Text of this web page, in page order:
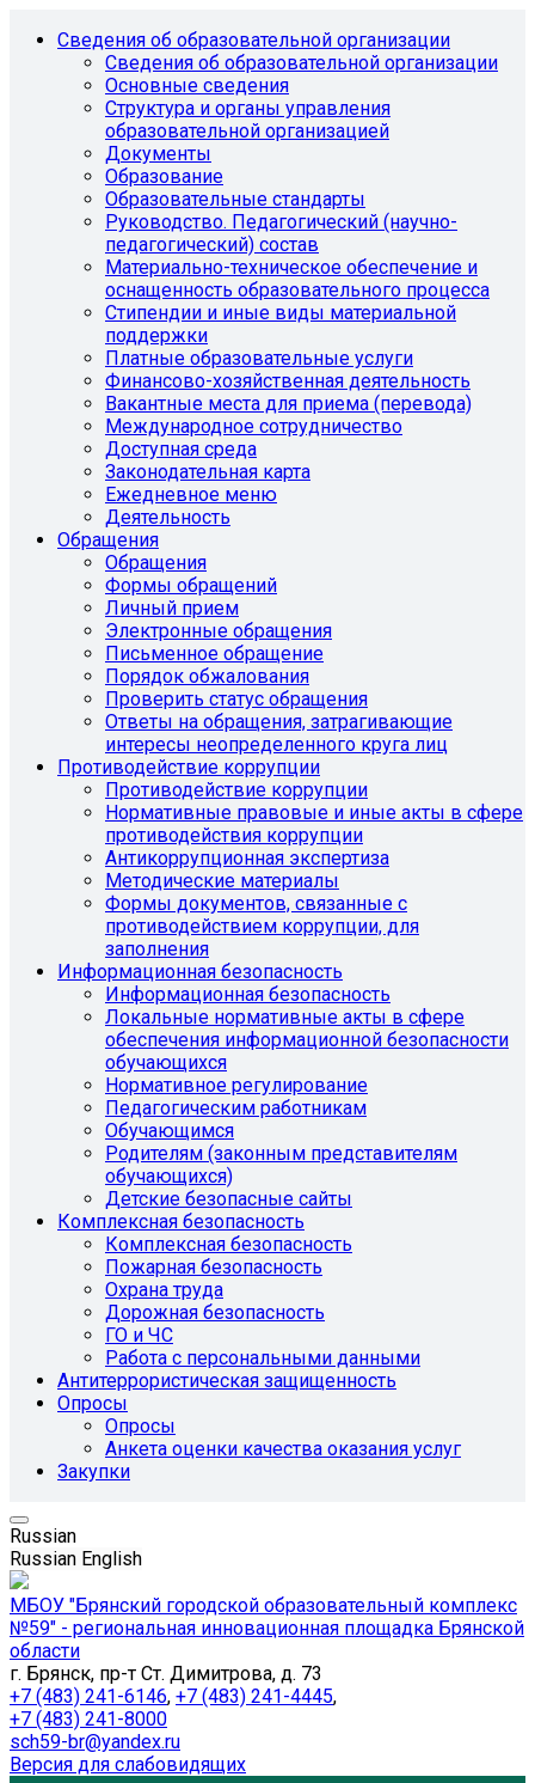
Сведения об образовательной организации
Сведения об образовательной организации
Основные сведения
Структура и органы управления
образовательной организацией
Документы
Образование
Образовательные стандарты
Руководство. Педагогический (научно-
педагогический) состав
Материально-техническое обеспечение и
оснащенность образовательного процесса
Стипендии и иные виды материальной
поддержки
Платные образовательные услуги
Финансово-хозяйственная деятельность
Вакантные места для приема (перевода)
Международное сотрудничество
Доступная среда
Законодательная карта
Ежедневное меню
Деятельность
Обращения
Обращения
Формы обращений
Личный прием
Электронные обращения
Письменное обращение
Порядок обжалования
Проверить статус обращения
Ответы на обращения, затрагивающие
интересы неопределенного круга лиц
Противодействие коррупции
Противодействие коррупции
Нормативные правовые и иные акты в сфере
противодействия коррупции
Антикоррупционная экспертиза
Методические материалы
Формы документов, связанные с
противодействием коррупции, для
заполнения
Информационная безопасность
Информационная безопасность
Локальные нормативные акты в сфере
обеспечения информационной безопасности
обучающихся
Нормативное регулирование
Педагогическим работникам
Обучающимся
Родителям (законным представителям
обучающихся)
Детские безопасные сайты
Комплексная безопасность
Комплексная безопасность
Пожарная безопасность
Охрана труда
Дорожная безопасность
ГО и ЧС
Работа с персональными данными
Антитеррористическая защищенность
Опросы
Опросы
Анкета оценки качества оказания услуг
Закупки
Russian
Russian English
МБОУ "Брянский городской образовательный комплекс
№59" - региональная инновационная площадка Брянской
области
г. Брянск, пр-т Ст. Димитрова, д. 73
+7 (483) 241-6146, +7 (483) 241-4445,
+7 (483) 241-8000
sch59-br@yandex.ru
Версия для слабовидящих